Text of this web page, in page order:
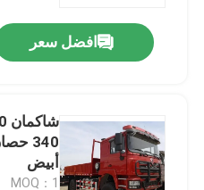
اطلب اقتباس
شاحنة قلابة ثقيلة
شاحنة جرار
افضل سعر
340
أبيض
MOQ：1